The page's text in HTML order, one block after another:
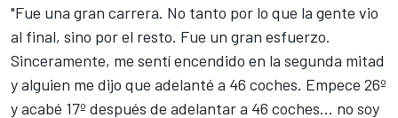
"Fue una gran carrera. No tanto por lo que la gente vio
al final, sino por el resto. Fue un gran esfuerzo.
Sinceramente, me sentí encendido en la segunda mitad
y alguien me dijo que adelanté a 46 coches. Empece 26º
y acabé 17º después de adelantar a 46 coches... no soy